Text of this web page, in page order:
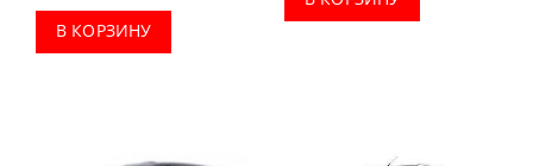
комплектации:
водительский коврик,
В КОРЗИНУ
водительский коврик,